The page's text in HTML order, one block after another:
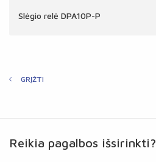
Slėgio relė DPA10P-P
GRĮŽTI
Reikia pagalbos išsirinkti?